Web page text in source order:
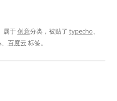
属于创意分类，被贴了 typecho
、 百度云 标签。